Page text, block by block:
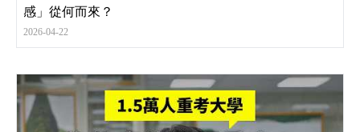
感」從何而來？
2026-04-22